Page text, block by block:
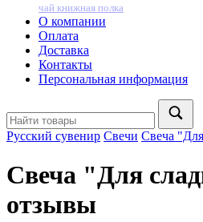
чай книжная полка
О компании
Оплата
Доставка
Контакты
Персональная информация
Русский сувенир Свечи Свеча
Свеча "Для
отзывы